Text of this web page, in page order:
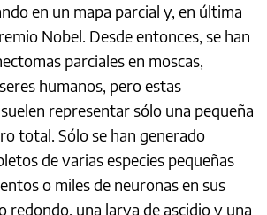
en un mapa parcial y, en última
Nobel. Desde entonces, se han
parciales en moscas,
humanos, pero estas
representar sólo una pequeña
total. Sólo se han generado
de varias especies pequeñas
o miles de neuronas en sus
redondo, una larva de ascidio y una